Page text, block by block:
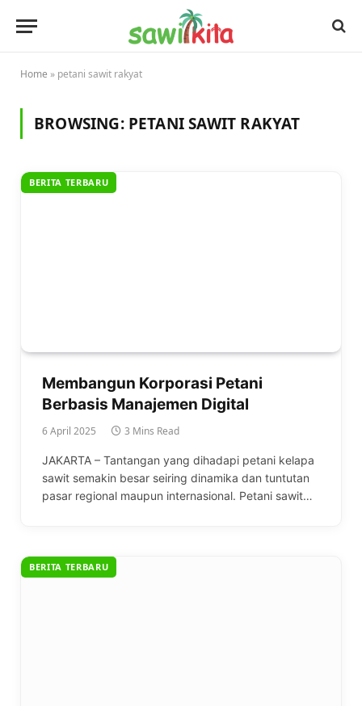
Home » petani sawit rakyat
BROWSING: PETANI SAWIT RAKYAT
BERITA TERBARU
Membangun Korporasi Petani
Berbasis Manajemen Digital
6 April 2025 3 Mins Read
JAKARTA – Tantangan yang dihadapi petani kelapa
sawit semakin besar seiring dinamika dan tuntutan
pasar regional maupun internasional. Petani sawit…
BERITA TERBARU